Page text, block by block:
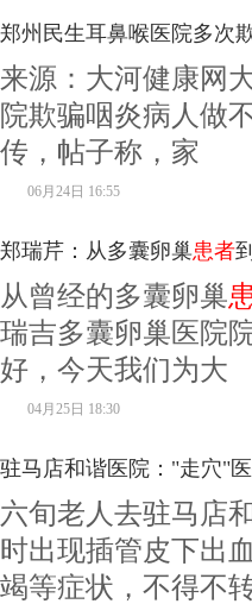
郑州民生耳鼻喉医院多次
来源：大河健康网
院欺骗咽炎病人做
传，帖子称，家
06月24日 16:55
郑瑞芹：从多囊卵巢患者
从曾经的多囊卵巢
瑞吉多囊卵巢医院
好，今天我们为大
04月25日 18:30
驻马店和谐医院："走穴"
六旬老人去驻马店
时出现插管皮下出
竭等症状，不得不